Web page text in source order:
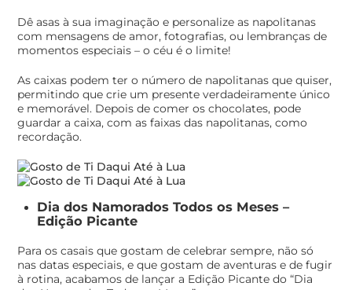
Dê asas à sua imaginação e personalize as napolitanas
com mensagens de amor, fotografias, ou lembranças de
momentos especiais – o céu é o limite!
As caixas podem ter o número de napolitanas que quiser,
permitindo que crie um presente verdadeiramente único
e memorável. Depois de comer os chocolates, pode
guardar a caixa, com as faixas das napolitanas, como
recordação.
Dia dos Namorados Todos os Meses –
Edição Picante
Para os casais que gostam de celebrar sempre, não só
nas datas especiais, e que gostam de aventuras e de fugir
à rotina, acabamos de lançar a Edição Picante do “Dia